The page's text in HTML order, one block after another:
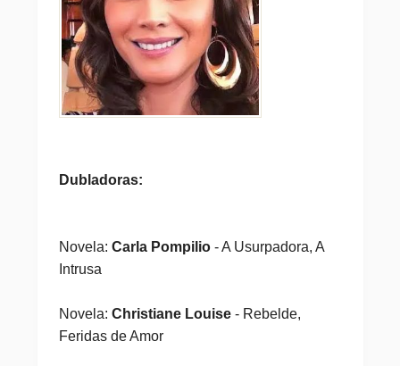
Dubladoras:
Novela: Carla Pompilio - A Usurpadora, A
Intrusa
Novela: Christiane Louise- Rebelde,
Feridas de Amor